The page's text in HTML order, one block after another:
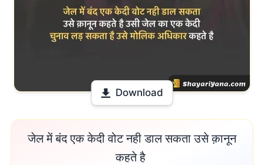
Download
जेल में बंद एक केदी वोट नही डाल सकता उसे क़ानून
कहते है